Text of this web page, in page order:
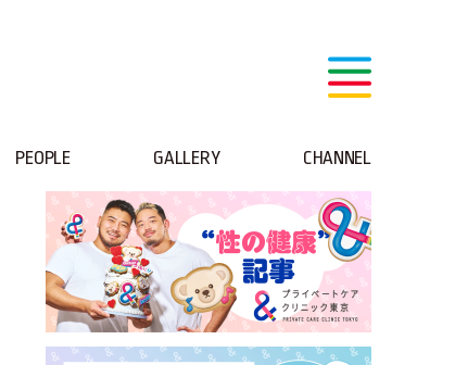
PEOPLE GALLERY CHANNEL